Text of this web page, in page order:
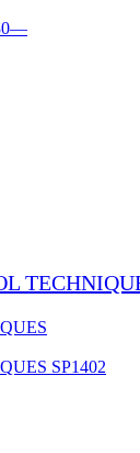
SP1402